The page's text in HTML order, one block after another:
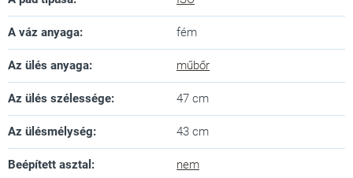
A váz anyaga: fém
Az ülés anyaga: műbőr
Az ülés szélessége: 47 cm
Az ülésmélység: 43 cm
Beépített asztal : nem